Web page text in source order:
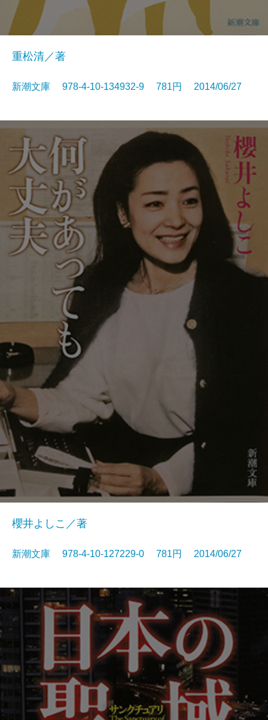
重松清／著
新潮文庫 978-4-10-134932-9 781円 2014/06/27
櫻井よしこ／著
新潮文庫 978-4-10-127229-0 781円 2014/06/27